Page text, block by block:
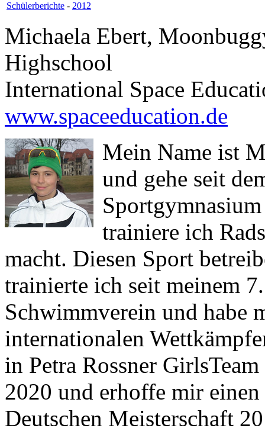
Schülerberichte - 2012
Michaela Ebert,
Highschool
International Space
www.spaceeducation.de
Mein Name ist
und gehe seit
trainiere ich
macht. Diesen Sport
trainierte ich seit meinem
Schwimmverein und habe
internationalen
in Petra Rossner
2020 und erhoffe mir
Deutschen Meisterschaft